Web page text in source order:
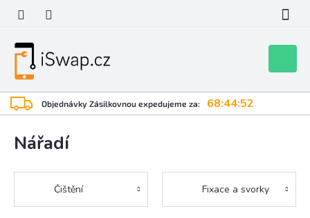
obsah
Objednávky Zásilkovnou expedujeme za: 68:44:52
košík
Nářadí
Čištění Fixace a svorky